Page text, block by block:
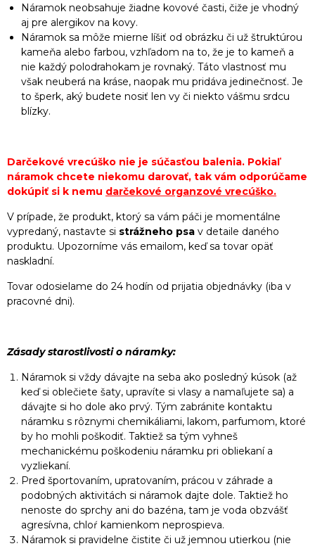
Náramok neobsahuje žiadne kovové časti, čiže je vhodný
aj pre alergikov na kovy.
Náramok sa môže mierne líšiť od obrázku či už štruktúrou
kameňa alebo farbou, vzhľadom na to, že je to kameň a
nie každý polodrahokam je rovnaký. Táto vlastnosť mu
však neuberá na kráse, naopak mu pridáva jedinečnosť. Je
to šperk, aký budete nosiť len vy či niekto vášmu srdcu
blízky.
Darčekové vrecúško nie je súčasťou balenia. Pokiaľ
náramok chcete niekomu darovať, tak vám odporúčame
dokúpiť si k nemu darčekové organzové vrecúško.
V prípade, že produkt, ktorý sa vám páči je momentálne
vypredaný, nastavte si strážneho psa v detaile daného
produktu. Upozorníme vás emailom, keď sa tovar opäť
naskladní.
Tovar odosielame do 24 hodín od prijatia objednávky (iba v
pracovné dni).
Zásady starostlivosti o náramky:
Náramok si vždy dávajte na seba ako posledný kúsok (až
keď si oblečiete šaty, upravíte si vlasy a namaľujete sa) a
dávajte si ho dole ako prvý. Tým zabránite kontaktu
náramku s rôznymi chemikáliami, lakom, parfumom, ktoré
by ho mohli poškodiť. Taktiež sa tým vyhneš
mechanickému poškodeniu náramku pri obliekaní a
vyzliekaní.
Pred športovaním, upratovaním, prácou v záhrade a
podobných aktivitách si náramok dajte dole. Taktiež ho
nenoste do sprchy ani do bazéna, tam je voda obzvášť
agresívna, chloŕ kamienkom neprospieva.
Náramok si pravidelne čistite či už jemnou utierkou (nie